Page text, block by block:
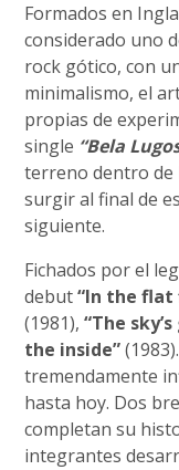
Formados en
considerado uno
rock gótico, con
minimalismo, el
propias de
single “Bela
terreno dentro de
surgir al final de
siguiente.
Fichados por el
debut“In the flat
(1981),“The
the inside”
tremendamente
hasta hoy. Dos
completan su
integrantes